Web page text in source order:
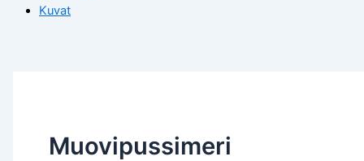
Kuvat
Muovipussimeri